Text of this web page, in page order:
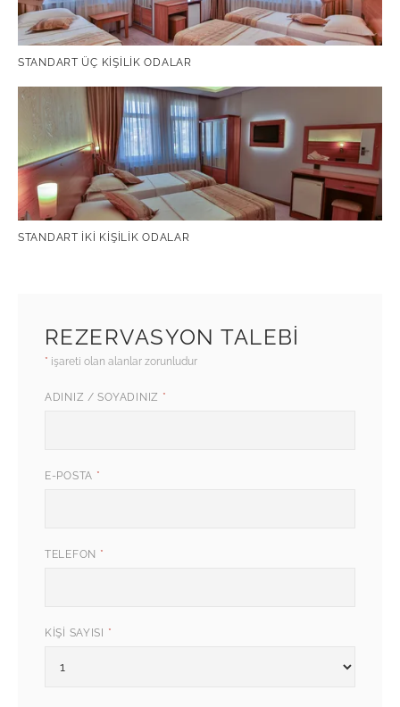
STANDART ÜÇ KIŞILIK ODALAR
STANDART İKI KIŞILIK ODALAR
REZERVASYON TALEBI
* işareti olan alanlar zorunludur
ADINIZ / SOYADINIZ *
E-POSTA *
TELEFON *
KIŞI SAYISI *